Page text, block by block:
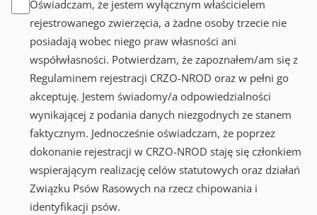
Oświadczam, że jestem wyłącznym właścicielem
rejestrowanego zwierzęcia, a żadne osoby trzecie nie
posiadają wobec niego praw własności ani
współwłasności. Potwierdzam, że zapoznałem/am się z
Regulaminem rejestracji CRZO-NROD oraz w pełni go
akceptuję. Jestem świadomy/a odpowiedzialności
wynikającej z podania danych niezgodnych ze stanem
faktycznym. Jednocześnie oświadczam, że poprzez
dokonanie rejestracji w CRZO-NROD staję się członkiem
wspierającym realizację celów statutowych oraz działań
Związku Psów Rasowych na rzecz chipowania i
identyfikacji psów.